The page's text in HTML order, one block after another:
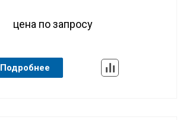
цена по запросу
Подробнее